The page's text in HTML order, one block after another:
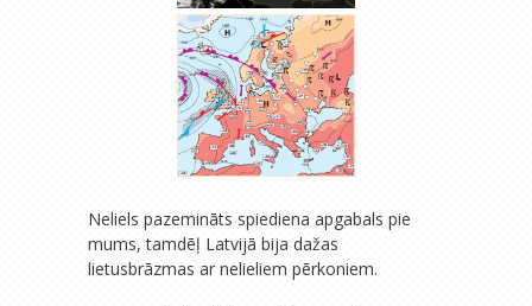
Neliels pazemināts spiediena apgabals pie
mums, tamdēļ Latvijā bija dažas
lietusbrāzmas ar nelieliem pērkoniem.